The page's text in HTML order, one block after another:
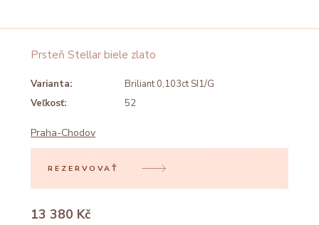
Prsteň Stellar biele zlato
Varianta:
Briliant 0,103ct SI1/G
Veľkosť:
52
Praha-Chodov
REZERVOVAŤ
13 380 Kč